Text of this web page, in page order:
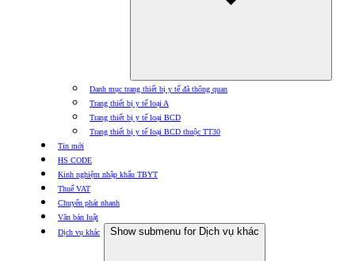
Danh mục trang thiết bị y tế đã thông quan
Trang thiết bị y tế loại A
Trang thiết bị y tế loại BCD
Trang thiết bị y tế loại BCD thuộc TT30
Tin mới
HS CODE
Kinh nghiệm nhập khẩu TBYT
Thuế VAT
Chuyển phát nhanh
Văn bản luật
Dịch vụ khác
Show submenu for Dịch vụ khác